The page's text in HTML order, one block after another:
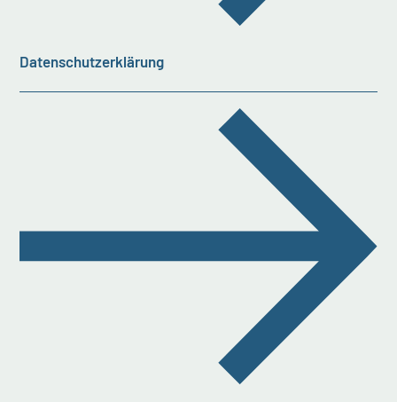
Datenschutzerklärung